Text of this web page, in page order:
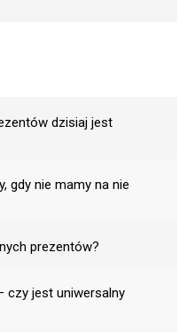
dzisiaj jest
gdy nie mamy na nie
prezentów?
czy jest uniwersalny